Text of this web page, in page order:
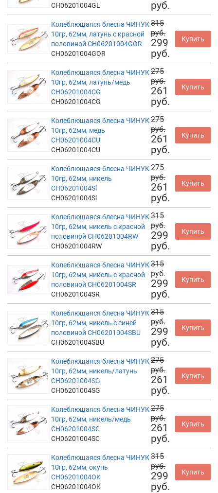
CH06201004GL
руб.
Колеблющаяся блесна ЧИНУК
10гр, 62мм, латунь с красной
половиной CH06201004GOR
CH06201004GOR
315
руб.
299
руб.
Купить
Колеблющаяся блесна ЧИНУК
10гр, 62мм, латунь/медь
CH06201004CG
CH06201004CG
275
руб.
261
руб.
Купить
Колеблющаяся блесна ЧИНУК
10гр, 62мм, медь
CH06201004CU
CH06201004CU
275
руб.
261
руб.
Купить
Колеблющаяся блесна ЧИНУК
10гр, 62мм, никель
CH06201004Sl
CH06201004Sl
275
руб.
261
руб.
Купить
Колеблющаяся блесна ЧИНУК
10гр, 62мм, никель с красной
половиной CH06201004RW
CH06201004RW
315
руб.
299
руб.
Купить
Колеблющаяся блесна ЧИНУК
10гр, 62мм, никель с красной
половиной CH06201004SR
CH06201004SR
315
руб.
299
руб.
Купить
Колеблющаяся блесна ЧИНУК
10гр, 62мм, никель с синей
половиной CH06201004SBU
CH06201004SBU
315
руб.
299
руб.
Купить
Колеблющаяся блесна ЧИНУК
10гр, 62мм, никель/латунь
CH06201004SG
CH06201004SG
275
руб.
261
руб.
Купить
Колеблющаяся блесна ЧИНУК
10гр, 62мм, никель/медь
CH06201004SC
CH06201004SC
275
руб.
261
руб.
Купить
Колеблющаяся блесна ЧИНУК
10гр, 62мм, окунь
CH06201004OK
CH06201004OK
315
руб.
299
руб.
Купить